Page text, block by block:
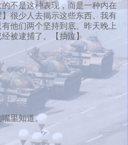
不是这种表现，而是一种内在
很少人去揭示这些东西。我有
他们两个坚持到底。昨天晚上
被逮捕了。【抽泣】
里知道。